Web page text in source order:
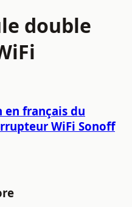
double
français du
WiFi Sonoff